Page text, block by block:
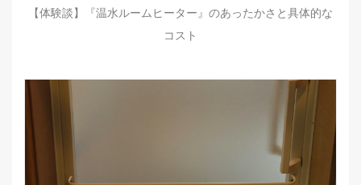
【体験談】『温水ルームヒーター』のあったかさと具体的な
コスト